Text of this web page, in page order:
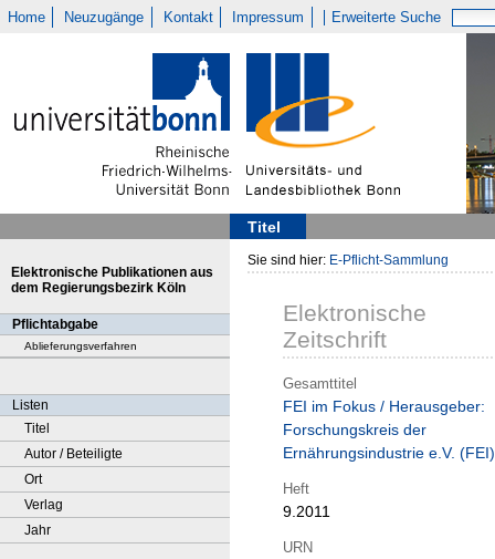
Home Neuzugänge Kontakt Impressum Erweiterte Suche
Titel
Elektronische Publikationen aus
dem Regierungsbezirk Köln
Pflichtabgabe
Ablieferungsverfahren
Listen
Titel
Autor / Beteiligte
Ort
Verlag
Jahr
Sie sind hier: E-Pflicht-Sammlung
Elektronische
Zeitschrift
Gesamttitel
FEI im Fokus / Herausgeber:
Forschungskreis der
Ernährungsindustrie e.V. (FEI)
Heft
9.2011
URN